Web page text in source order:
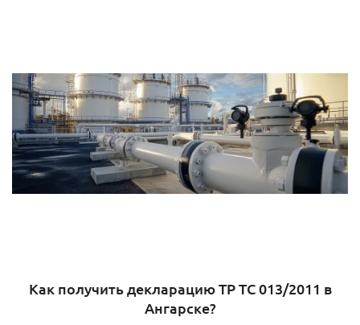
Как получить декларацию ТР ТС 013/2011 в
Ангарске?